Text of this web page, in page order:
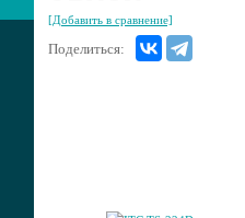
[Добавить в сравнение]
Поделиться: